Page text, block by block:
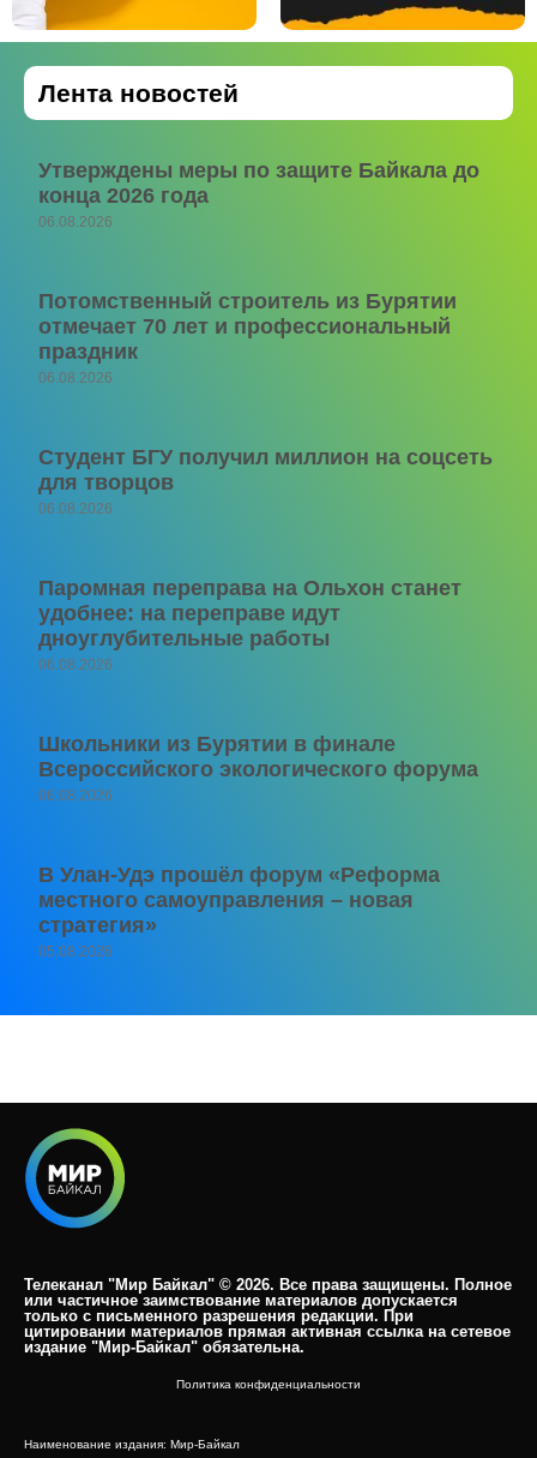
Лента новостей
Утверждены меры по защите Байкала до
конца 2026 года
06.08.2026
Потомственный строитель из Бурятии
отмечает 70 лет и профессиональный
праздник
06.08.2026
Студент БГУ получил миллион на соцсеть
для творцов
06.08.2026
Паромная переправа на Ольхон станет
удобнее: на переправе идут
дноуглубительные работы
06.08.2026
Школьники из Бурятии в финале
Всероссийского экологического форума
06.08.2026
В Улан-Удэ прошёл форум «Реформа
местного самоуправления – новая
стратегия»
05.08.2026
Телеканал "Мир Байкал" © 2026. Все права защищены. Полное
или частичное заимствование материалов допускается
только с письменного разрешения редакции. При
цитировании материалов прямая активная ссылка на сетевое
издание "Мир-Байкал" обязательна.​
Политика конфиденциальности
Наименование издания: Мир-Байкал